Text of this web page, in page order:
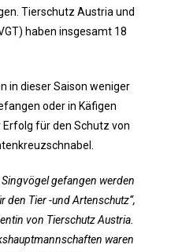
Tierschutz Austria und
haben insgesamt 18
in dieser Saison weniger
oder in Käfigen
für den Schutz von
gefangen werden
Tier -und Artenschutz“,
von Tierschutz Austria.
waren